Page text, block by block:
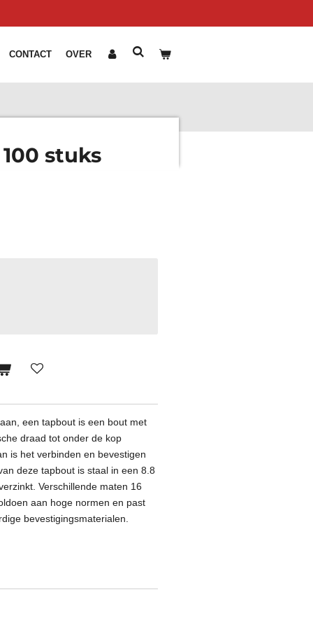
CONTACT OVER
stuks
een tapbout is een bout met
draad tot onder de kop
is het verbinden en bevestigen
deze tapbout is staal in een 8.8
Verschillende maten 16
aan hoge normen en past
bevestigingsmaterialen.